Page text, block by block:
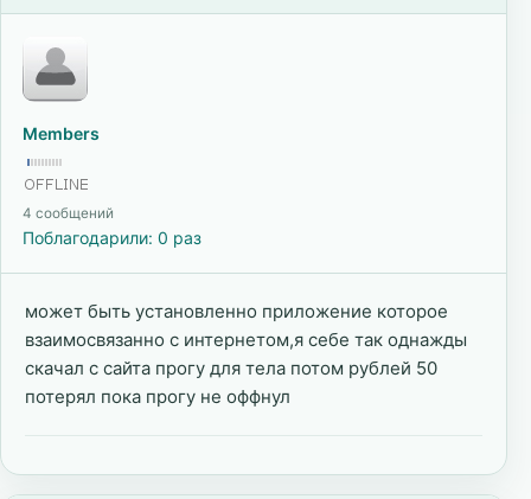
Members
4 сообщений
Поблагодарили: 0 раз
может быть установленно приложение которое
взаимосвязанно с интернетом,я себе так однажды
скачал с сайта прогу для тела потом рублей 50
потерял пока прогу не оффнул